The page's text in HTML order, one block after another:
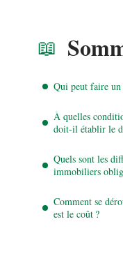
Qui peut faire
À quelles
doit-il établir le
Quels sont les
immobiliers
Comment se
est le coût ?